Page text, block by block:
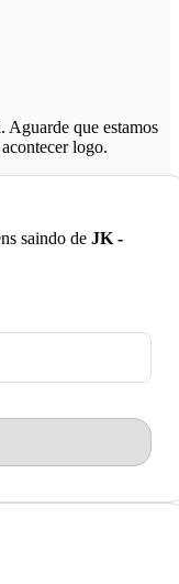
Aguarde que estamos
logo.
saindo de JK -